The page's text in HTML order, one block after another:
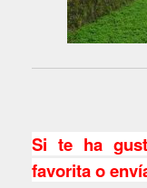
Si te ha
favorita o